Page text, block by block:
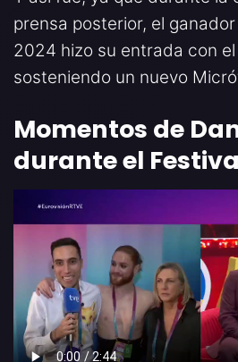
prensa posterior, el
2024 hizo su entrada con
sosteniendo un nuevo
Momentos de
durante el